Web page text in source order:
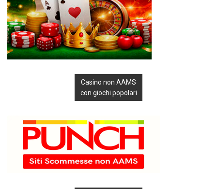
Casino non AAMS
con giochi popolari